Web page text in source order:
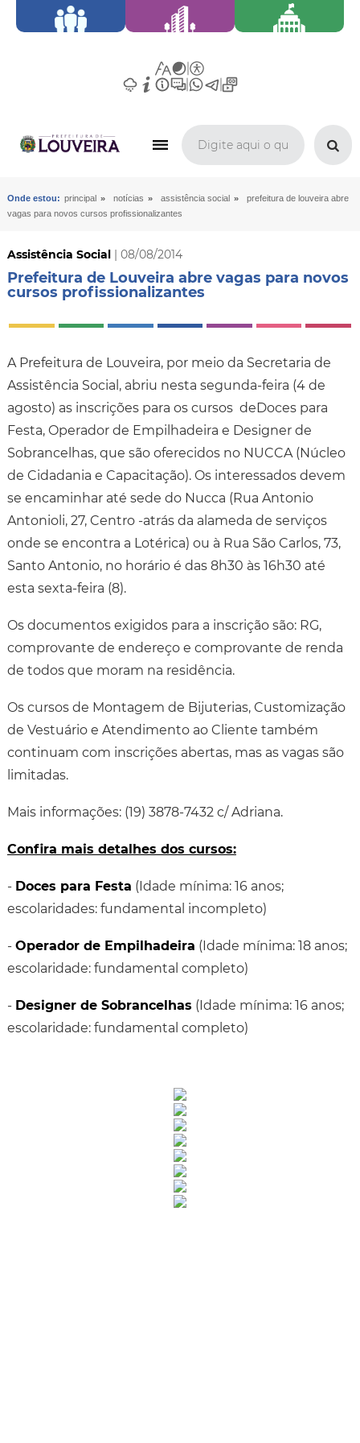
Onde estou: principal » notícias » assistência social »
prefeitura de louveira abre
vagas para novos cursos profissionalizantes
Assistência Social| 08/08/2014
Prefeitura de Louveira abre vagas para novos
cursos profissionalizantes
A Prefeitura de Louveira, por meio da Secretaria de
Assistência Social, abriu nesta segunda-feira (4 de
agosto) as inscrições para os cursos deDoces para
Festa, Operador de Empilhadeira e Designer de
Sobrancelhas, que são oferecidos no NUCCA (Núcleo
de Cidadania e Capacitação). Os interessados devem
se encaminhar até sede do Nucca (Rua Antonio
Antonioli, 27, Centro -atrás da alameda de serviços
onde se encontra a Lotérica) ou à Rua São Carlos, 73,
Santo Antonio, no horário é das 8h30 às 16h30 até
esta sexta-feira (8).
Os documentos exigidos para a inscrição são: RG,
comprovante de endereço e comprovante de renda
de todos que moram na residência.
Os cursos de Montagem de Bijuterias, Customização
de Vestuário e Atendimento ao Cliente também
continuam com inscrições abertas, mas as vagas são
limitadas.
Mais informações: (19) 3878-7432 c/ Adriana.
Confira mais detalhes dos cursos:
- Doces para Festa (Idade mínima: 16 anos;
escolaridades: fundamental incompleto)
- Operador de Empilhadeira (Idade mínima: 18 anos;
escolaridade: fundamental completo)
- Designer de Sobrancelhas (Idade mínima: 16 anos;
escolaridade: fundamental completo)